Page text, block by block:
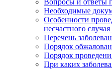
Вопросы и
Необходимые
Особенности
несчастного
Перечень
Порядок
Порядок
При каких